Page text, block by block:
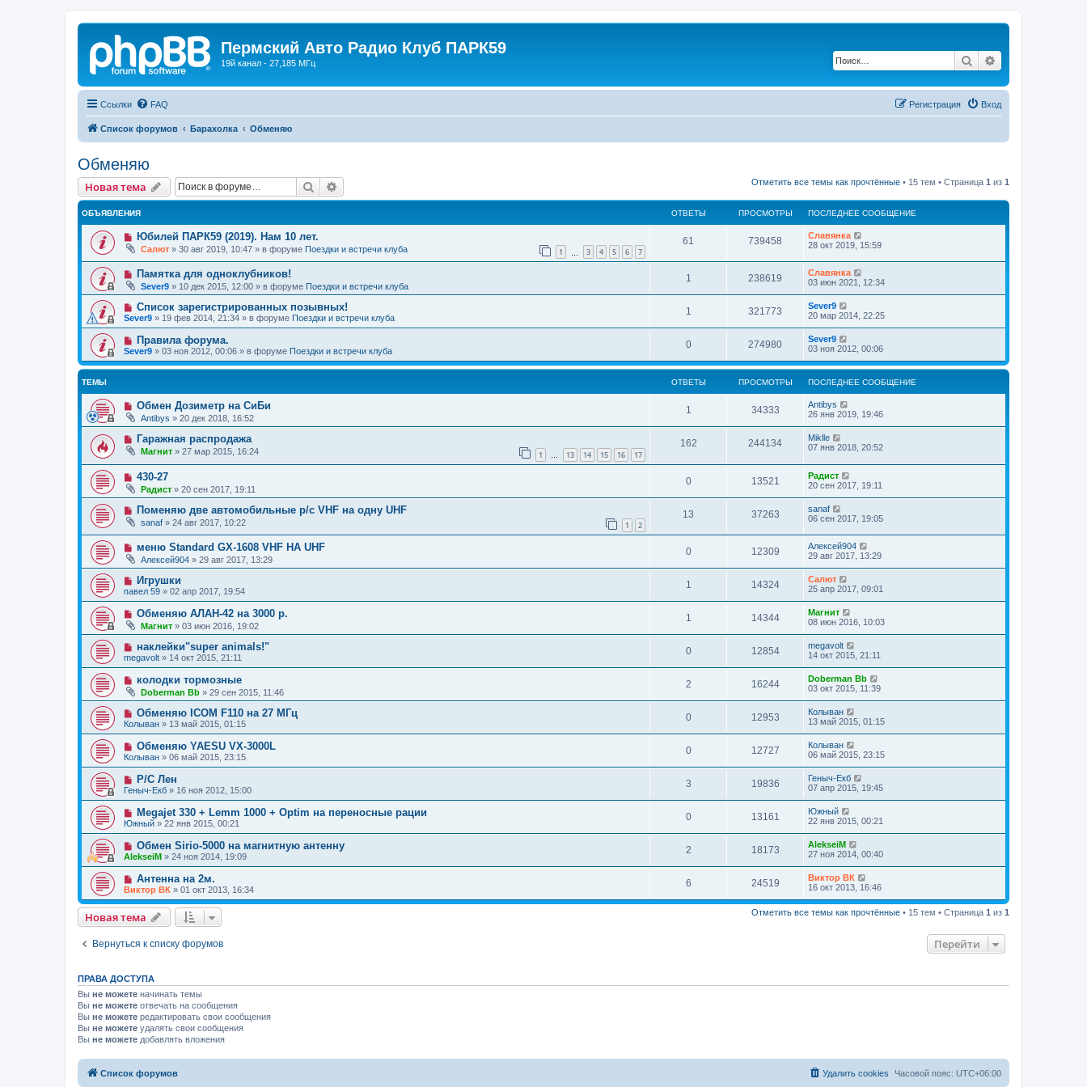
Пермский Авто Радио Клуб ПАРК59
19й канал - 27,185 МГц Поиск
Ссылки FAQ Вход
Регистрация
Список форумов Барахолка Обменяю
Обменяю
Новая тема Поиск Отметить все темы как прочтённые • 15 тем • Страница 1 из 1
ОБЪЯВЛЕНИЯ ОТВЕТЫ ПРОСМОТРЫ ПОСЛЕДНЕЕ СООБЩЕНИЕ
Юбилей ПАРК59 (2019). Нам 10 лет.
Салют » 30 авг 2019, 10:47 » в форуме Поездки и встречи клуба 1 3 4 5 6 7
61 739458
Славянка
28 окт 2019, 15:59
Памятка для одноклубников!
Sever9 » 10 дек 2015, 12:00 » в форуме Поездки и встречи клуба
1 238619
Славянка
03 июн 2021, 12:34
Список зарегистрированных позывных!
Sever9 » 19 фев 2014, 21:34 » в форуме Поездки и встречи клуба
1 321773
Sever9
20 мар 2014, 22:25
Правила форума.
Sever9 » 03 ноя 2012, 00:06 » в форуме Поездки и встречи клуба
0 274980
Sever9
03 ноя 2012, 00:06
ТЕМЫ ОТВЕТЫ ПРОСМОТРЫ ПОСЛЕДНЕЕ СООБЩЕНИЕ
Обмен Дозиметр на СиБи
Antibys » 20 дек 2018, 16:52
1 34333
Antibys
26 янв 2019, 19:46
Гаражная распродажа
Магнит » 27 мар 2015, 16:24 1 … 13 14 15 16 17
162 244134
Miklle
07 янв 2018, 20:52
430-27
Радист » 20 сен 2017, 19:11
0 13521
Радист
20 сен 2017, 19:11
Поменяю две автомобильные р/с VHF на одну UHF
sanaf » 24 авг 2017, 10:22 1 2
13 37263
sanaf
06 сен 2017, 19:05
меню Standard GX-1608 VHF HA UHF
Алексей904 » 29 авг 2017, 13:29
0 12309
Алексей904
29 авг 2017, 13:29
Игрушки
павел 59 » 02 апр 2017, 19:54
1 14324
Салют
25 апр 2017, 09:01
Обменяю АЛАН-42 на 3000 р.
Магнит » 03 июн 2016, 19:02
1 14344
Магнит
08 июн 2016, 10:03
наклейки"super animals!"
megavolt » 14 окт 2015, 21:11
0 12854
megavolt
14 окт 2015, 21:11
колодки тормозные
Doberman Bb » 29 сен 2015, 11:46
2 16244
Doberman Bb
03 окт 2015, 11:39
Обменяю ICOM F110 на 27 МГц
Колыван » 13 май 2015, 01:15
0 12953
Колыван
13 май 2015, 01:15
Обменяю YAESU VX-3000L
Колыван » 06 май 2015, 23:15
0 12727
Колыван
06 май 2015, 23:15
Р/С Лен
Геныч-Екб » 16 ноя 2012, 15:00
3 19836
Геныч-Екб
07 апр 2015, 19:45
Megajet 330 + Lemm 1000 + Optim на переносные рации
Южный » 22 янв 2015, 00:21
0 13161
Южный
22 янв 2015, 00:21
Обмен Sirio-5000 на магнитную антенну
AlekseiM » 24 ноя 2014, 19:09
2 18173
AlekseiM
27 ноя 2014, 00:40
Антенна на 2м.
Виктор ВК » 01 окт 2013, 16:34
6 24519
Виктор ВК
16 окт 2013, 16:46
Новая тема Отметить все темы как прочтённые • 15 тем • Страница 1 из 1
Вернуться к списку форумов Перейти
ПРАВА ДОСТУПА
Вы не можете начинать темы
Вы не можете отвечать на сообщения
Вы не можете редактировать свои сообщения
Вы не можете удалять свои сообщения
Вы не можете добавлять вложения
Список форумов Часовой пояс: UTC+06:00
Удалить cookies